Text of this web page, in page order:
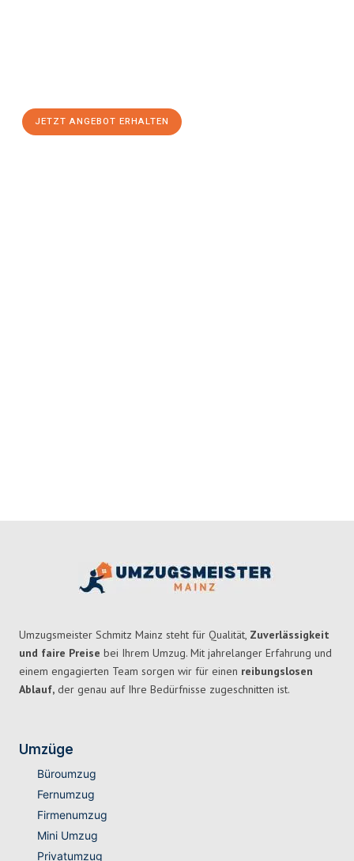
JETZT ANGEBOT ERHALTEN
Umzugsmeister Schmitz Mainz steht für Qualität, Zuverlässigkeit
und faire Preise bei Ihrem Umzug. Mit jahrelanger Erfahrung und
einem engagierten Team sorgen wir für einen reibungslosen
Ablauf, der genau auf Ihre Bedürfnisse zugeschnitten ist.
Umzüge
Büroumzug
Fernumzug
Firmenumzug
Mini Umzug
Privatumzug